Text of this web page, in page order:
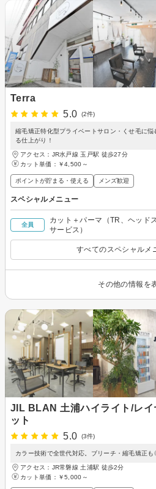
Terra
5.0
(2件)
縮毛矯正特化型プライベートサロン・くせ毛に
る仕上がり！
アクセス：JR水戸線 玉戸駅 徒歩27分
カット単価： ￥4,500～
ポイントが貯まる・使える メンズ歓迎
スペシャルメニュー
全員
カット＋パーマ（TR、ヘッド
サービス）
すべてのスペシャルメ
その他の情報を
JIL BLAN 土浦ハイライト/レイ
ット
5.0
(3件)
カラー技術で全世代対応。ブリーチ・縮毛矯正
アクセス：JR常磐線 土浦駅 徒歩2分
カット単価： ￥5,000～